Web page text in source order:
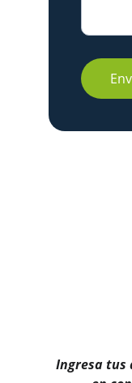
Ingresa tus